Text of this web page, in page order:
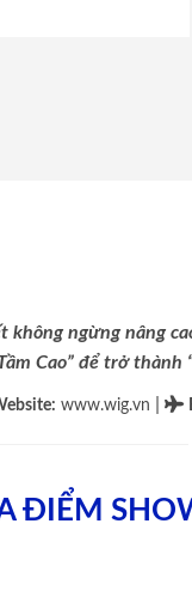
không ngừng nâng
Cao” để trở
www.wig.vn
ĐIỂM